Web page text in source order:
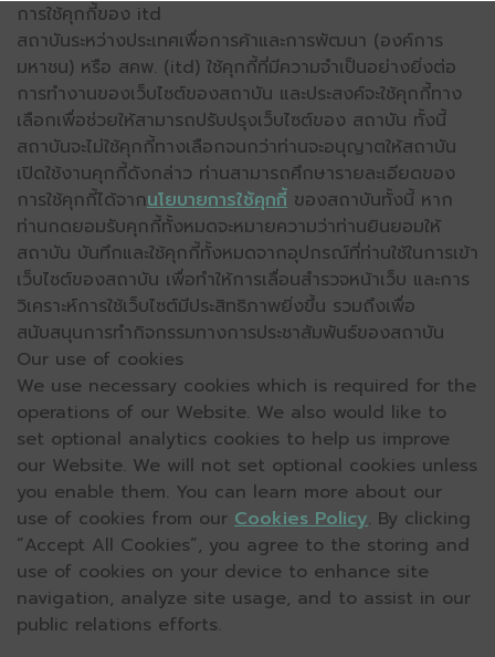
การใช้คุกกี้ของ itd
สถาบันระหว่างประเทศเพื่อการค้าและการพัฒนา (องค์การ
มหาชน) หรือ สคพ. (itd) ใช้คุกกี้ที่มีความจำเป็นอย่างยิ่งต่อ
การทำงานของเว็บไซต์ของสถาบัน และประสงค์จะใช้คุกกี้ทาง
เลือกเพื่อช่วยให้สามารถปรับปรุงเว็บไซต์ของ สถาบัน ทั้งนี้
สถาบันจะไม่ใช้คุกกี้ทางเลือกจนกว่าท่านจะอนุญาตให้สถาบัน
เปิดใช้งานคุกกี้ดังกล่าว ท่านสามารถศึกษารายละเอียดของ
การใช้คุกกี้ได้จากนโยบายการใช้คุกกี้ ของสถาบันทั้งนี้ หาก
ท่านกดยอมรับคุกกี้ทั้งหมดจะหมายความว่าท่านยินยอมให้
สถาบัน บันทึกและใช้คุกกี้ทั้งหมดจากอุปกรณ์ที่ท่านใช้ในการเข้า
เว็บไซต์ของสถาบัน เพื่อทำให้การเลื่อนสำรวจหน้าเว็บ และการ
วิเคราะห์การใช้เว็บไซต์มีประสิทธิภาพยิ่งขึ้น รวมถึงเพื่อ
สนับสนุนการทำกิจกรรมทางการประชาสัมพันธ์ของสถาบัน
Our use of cookies
We use necessary cookies which is required for the
operations of our Website. We also would like to
set optional analytics cookies to help us improve
our Website. We will not set optional cookies unless
you enable them. You can learn more about our
use of cookies from our Cookies Policy. By clicking
“Accept All Cookies”, you agree to the storing and
use of cookies on your device to enhance site
navigation, analyze site usage, and to assist in our
public relations efforts.